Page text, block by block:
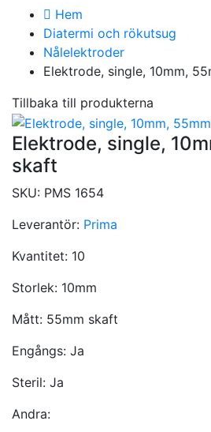
Hem
Diatermi och rökutsug
Nålelektroder
Elektrode, single, 10mm,
Tillbaka till produkterna
Elektrode, single,
skaft
SKU: PMS 1654
Leverantör: Prima
Kvantitet: 10
Storlek: 10mm
Mått: 55mm skaft
Engångs: Ja
Steril: Ja
Andra: